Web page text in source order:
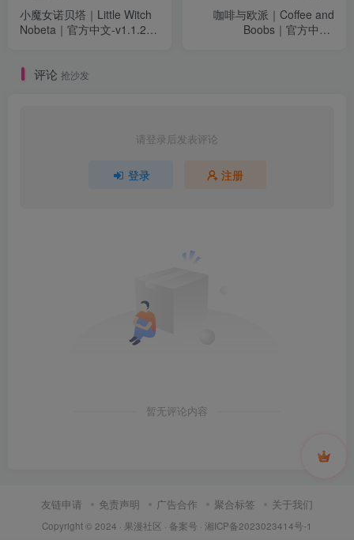
小魔女诺贝塔｜Little Witch
Nobeta｜官方中文-v1.1.2｜
咖啡与欧派｜Coffee and
Boobs｜官方中文-
评论 抢沙发
请登录后发表评论
登录 注册
暂无评论内容
友链申请 免责声明 广告合作 聚合标签 关于我们
Copyright © 2024 · 果漫社区 · 备案号 · 湘ICP备2023023414号-1